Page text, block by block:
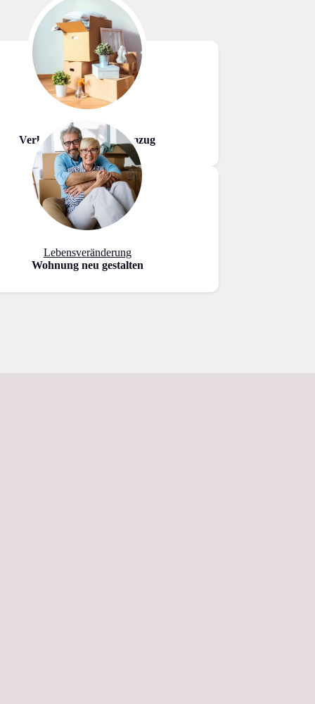
Downsizing
Verkleinern vor dem Umzug
Lebensveränderung
Wohnung neu gestalten